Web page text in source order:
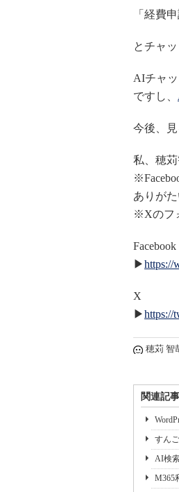
「経費
とチャ
AIチャ
ですし、
今後、
私、穂
ありが
※Xのフ
Facebook
▶https://
X
▶https://
穂苅 智
関連記
すん
AI検
M365